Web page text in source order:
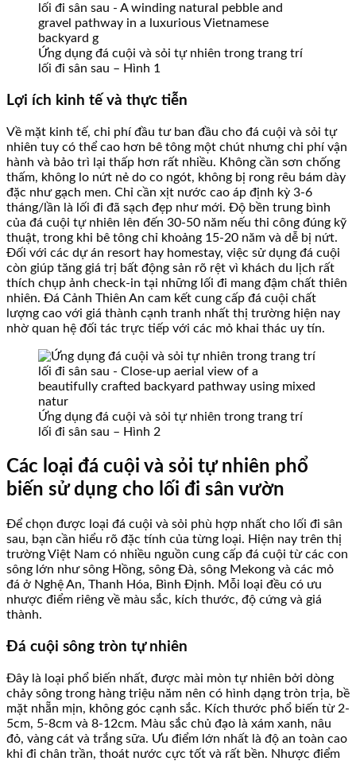
Ứng dụng đá cuội và sỏi tự nhiên trong trang trí
lối đi sân sau – Hình 1
Lợi ích kinh tế và thực tiễn
Về mặt kinh tế, chi phí đầu tư ban đầu cho đá cuội và sỏi tự
nhiên tuy có thể cao hơn bê tông một chút nhưng chi phí vận
hành và bảo trì lại thấp hơn rất nhiều. Không cần sơn chống
thấm, không lo nứt nẻ do co ngót, không bị rong rêu bám dày
đặc như gạch men. Chỉ cần xịt nước cao áp định kỳ 3-6
tháng/lần là lối đi đã sạch đẹp như mới. Độ bền trung bình
của đá cuội tự nhiên lên đến 30-50 năm nếu thi công đúng kỹ
thuật, trong khi bê tông chỉ khoảng 15-20 năm và dễ bị nứt.
Đối với các dự án resort hay homestay, việc sử dụng đá cuội
còn giúp tăng giá trị bất động sản rõ rệt vì khách du lịch rất
thích chụp ảnh check-in tại những lối đi mang đậm chất thiên
nhiên. Đá Cảnh Thiên An cam kết cung cấp đá cuội chất
lượng cao với giá thành cạnh tranh nhất thị trường hiện nay
nhờ quan hệ đối tác trực tiếp với các mỏ khai thác uy tín.
Ứng dụng đá cuội và sỏi tự nhiên trong trang trí
lối đi sân sau – Hình 2
Các loại đá cuội và sỏi tự nhiên phổ
biến sử dụng cho lối đi sân vườn
Để chọn được loại đá cuội và sỏi phù hợp nhất cho lối đi sân
sau, bạn cần hiểu rõ đặc tính của từng loại. Hiện nay trên thị
trường Việt Nam có nhiều nguồn cung cấp đá cuội từ các con
sông lớn như sông Hồng, sông Đà, sông Mekong và các mỏ
đá ở Nghệ An, Thanh Hóa, Bình Định. Mỗi loại đều có ưu
nhược điểm riêng về màu sắc, kích thước, độ cứng và giá
thành.
Đá cuội sông tròn tự nhiên
Đây là loại phổ biến nhất, được mài mòn tự nhiên bởi dòng
chảy sông trong hàng triệu năm nên có hình dạng tròn trịa, bề
mặt nhẵn mịn, không góc cạnh sắc. Kích thước phổ biến từ 2-
5cm, 5-8cm và 8-12cm. Màu sắc chủ đạo là xám xanh, nâu
đỏ, vàng cát và trắng sữa. Ưu điểm lớn nhất là độ an toàn cao
khi đi chân trần, thoát nước cực tốt và rất bền. Nhược điểm